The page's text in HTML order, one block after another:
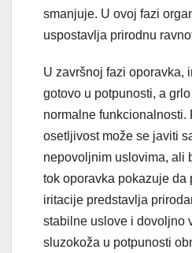
smanjuje. U ovoj fazi
uspostavlja prirodnu
U završnoj fazi oporavka,
gotovo u potpunosti, a
normalne funkcionalnosti.
osetljivost može se javiti
nepovoljnim uslovima, ali
tok oporavka pokazuje da
iritacije predstavlja
stabilne uslove i dovoljno
sluzokoža u potpunosti